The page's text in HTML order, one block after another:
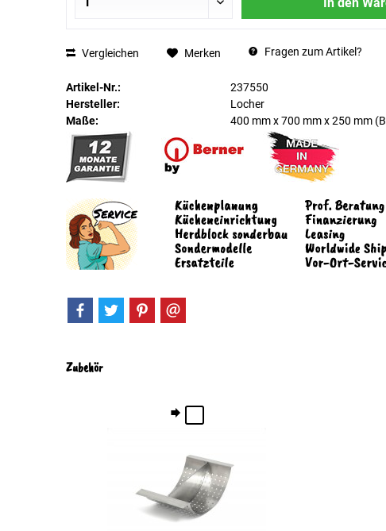
Vergleichen Merken Fragen zum Artikel?
Artikel-Nr.:
237550
Hersteller:
Locher
Maße:
400 mmx700 mmx250 mm(B
Zubehör